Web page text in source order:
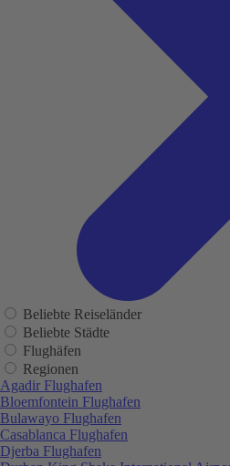
Beliebte Reiseländer
Beliebte Städte
Flughäfen
Regionen
Agadir Flughafen
Bloemfontein Flughafen
Bulawayo Flughafen
Casablanca Flughafen
Djerba Flughafen